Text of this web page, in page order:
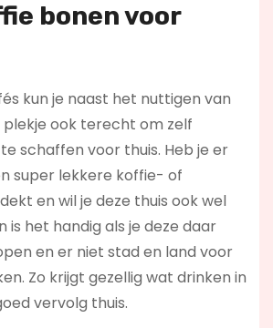
bonen voor
kun je naast het nuttigen van
ook terecht om zelf
schaffen voor thuis. Heb je er
super lekkere koffie- of
en wil je deze thuis ook wel
is het handig als je deze daar
en er niet stad en land voor
Zo krijgt gezellig wat drinken in
vervolg thuis.